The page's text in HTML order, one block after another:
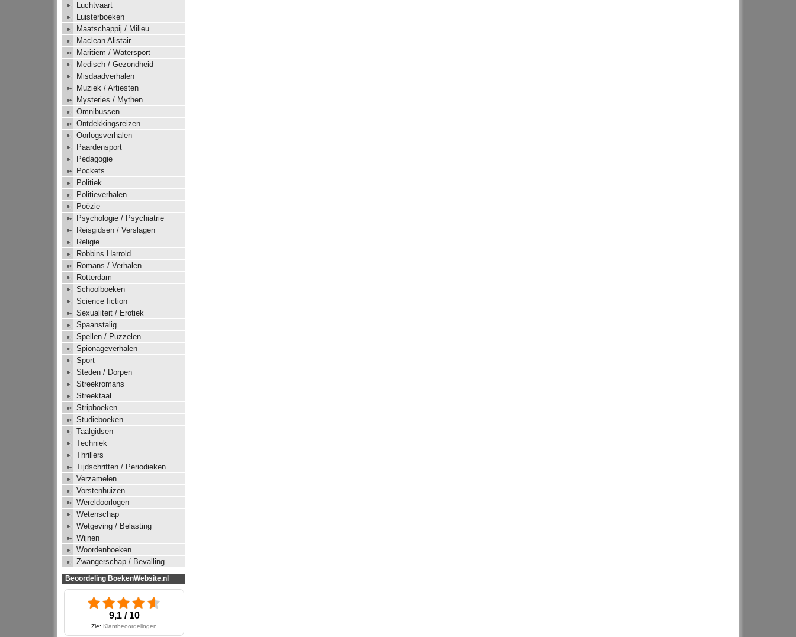
Luchtvaart
Luisterboeken
Maatschappij / Milieu
Maclean Alistair
Maritiem / Watersport
Medisch / Gezondheid
Misdaadverhalen
Muziek / Artiesten
Mysteries / Mythen
Omnibussen
Ontdekkingsreizen
Oorlogsverhalen
Paardensport
Pedagogie
Pockets
Politiek
Politieverhalen
Poëzie
Psychologie / Psychiatrie
Reisgidsen / Verslagen
Religie
Robbins Harrold
Romans / Verhalen
Rotterdam
Schoolboeken
Science fiction
Sexualiteit / Erotiek
Spaanstalig
Spellen / Puzzelen
Spionageverhalen
Sport
Steden / Dorpen
Streekromans
Streektaal
Stripboeken
Studieboeken
Taalgidsen
Techniek
Thrillers
Tijdschriften / Periodieken
Verzamelen
Vorstenhuizen
Wereldoorlogen
Wetenschap
Wetgeving / Belasting
Wijnen
Woordenboeken
Zwangerschap / Bevalling
Beoordeling BoekenWebsite.nl
9,1 / 10
Zie: Klantbeoordelingen